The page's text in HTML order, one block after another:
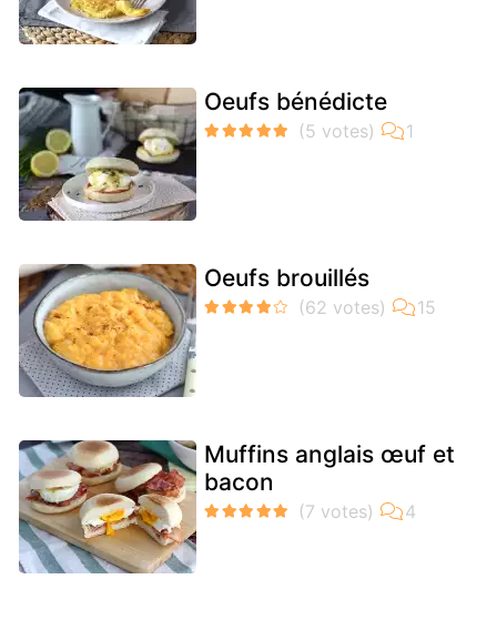
Oeufs bénédicte
Oeufs brouillés
Muffins anglais œuf et
bacon